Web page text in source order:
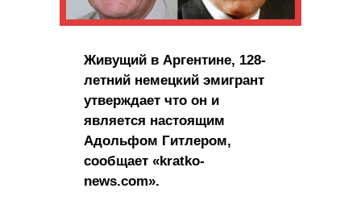
Живущий в Аргентине, 128-
летний немецкий эмигрант
утверждает что он и
является настоящим
Адoльфом Гитлeром,
сообщает «kratko-
news.com».